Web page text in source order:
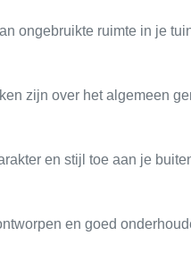
ongebruikte ruimte in je
zijn over het algemeen
en stijl toe aan je
en goed